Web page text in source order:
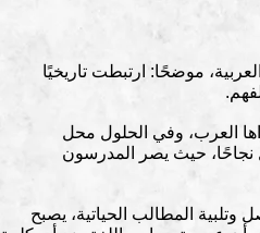
موضحًا: ارتبطت تاريخيًا
العرب، وفي الحلول محل
نجاحًا، حيث يصر المدرسون
وتلبية المطالب الحياتية، يصبح